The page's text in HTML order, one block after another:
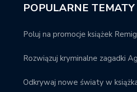
POPULARNE TEMATY
Poluj na promocje książek
Rozwiązuj kryminalne zagadki
Odkrywaj nowe światy w